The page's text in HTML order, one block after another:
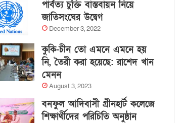
পার্বত্য চুক্তি বাস্তবায়ন নিয়ে
জাতিসংঘের উদ্বেগ
December 3, 2022
কুকি-চীন তো এমনে এমনে হয়
নি, তৈরী করা হয়েছে: রাশেদ খান
মেনন
August 3, 2023
বনফুল আদিবাসী গ্রীনহার্ট কলেজে
শিক্ষার্থীদের পরিচিতি অনুষ্ঠান